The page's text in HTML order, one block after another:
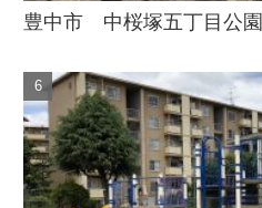
豊中市 中桜塚五丁目公園